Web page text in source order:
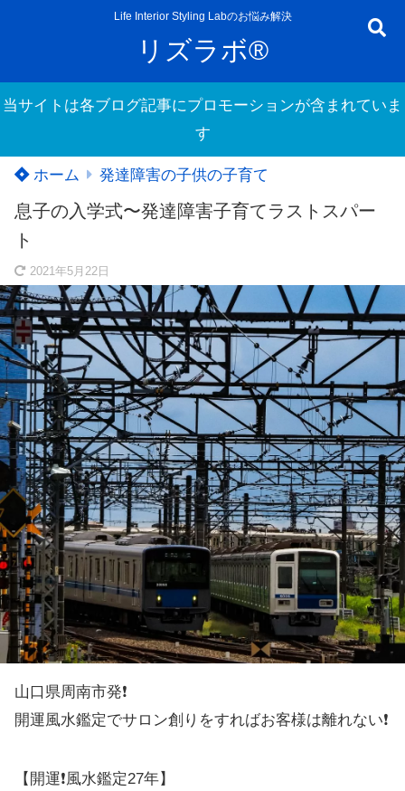
Life Interior Styling Labのお悩み解決
リズラボ®
当サイトは各ブログ記事にプロモーションが含まれていま
す
ホーム 発達障害の子供の子育て
息子の入学式〜発達障害子育てラストスパー
ト
2021年5月22日
山口県周南市発❗️
開運風水鑑定でサロン創りをすればお客様は離れない❗️
【開運❗️風水鑑定27年】